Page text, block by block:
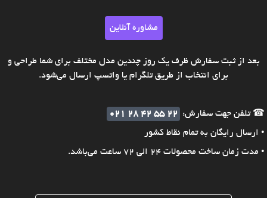
مشاوره آنلاین
بعد از ثبت سفارش ظرف یک روز چندین مدل مختلف برای شما طراحی و
برای انتخاب از طریق تلگرام یا واتسپ ارسال می‌شود.
☎ تلفن جهت سفارش:
021 28 42 55 22
• ارسال رایگان به تمام نقاط کشور
• مدت زمان ساخت محصولات 24 الی 72 ساعت می‌باشد.